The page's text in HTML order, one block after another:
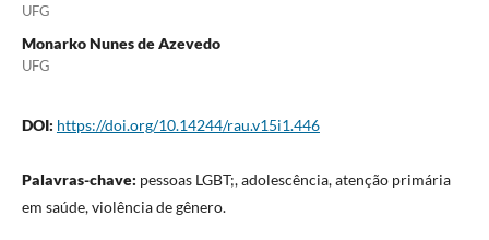
UFG
Monarko Nunes de Azevedo
UFG
DOI: https://doi.org/10.14244/rau.v15i1.446
Palavras-chave: pessoas LGBT;, adolescência, atenção primária
em saúde, violência de gênero.